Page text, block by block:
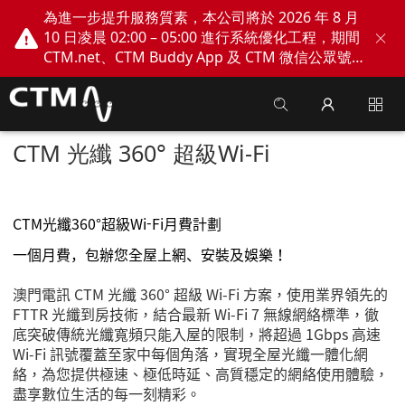
為進一步提升服務質素，本公司將於 2026 年 8 月
10 日凌晨 02:00 – 05:00 進行系統優化工程，期間
CTM.net、CTM Buddy App 及 CTM 微信公眾號
網上服務將會暫停。不便之處，敬請見諒！
CTM 光纖 360° 超級Wi-Fi
CTM光纖360°超級Wi-Fi月費計劃
一個月費，包辦您全屋上網、安裝及娛樂！
澳門電訊 CTM 光纖360° 超級 Wi-Fi 方案，使用業界領先的
FTTR 光纖到房技術，結合最新Wi-Fi 7 無線網絡標準，徹
底突破傳統光纖寬頻只能入屋的限制，將超過 1Gbps 高速
Wi-Fi 訊號覆蓋至家中每個角落，實現全屋光纖一體化網
絡，為您提供極速、極低時延、高質穩定的網絡使用體驗，
盡享數位生活的每一刻精彩。